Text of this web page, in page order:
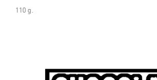
110 g.